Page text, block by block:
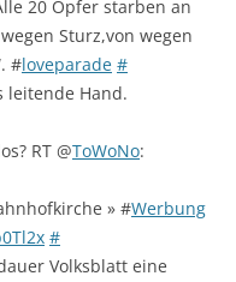
20 Opfer starben an
Sturz,von wegen
#loveparade #
leitende Hand.
RT @ToWoNo:
» #Werbung
#
Volksblatt eine